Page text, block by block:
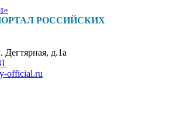
РОССИЙСКИХ
Дегтярная, д.1а
official.ru